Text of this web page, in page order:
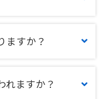
ますか？
れますか？